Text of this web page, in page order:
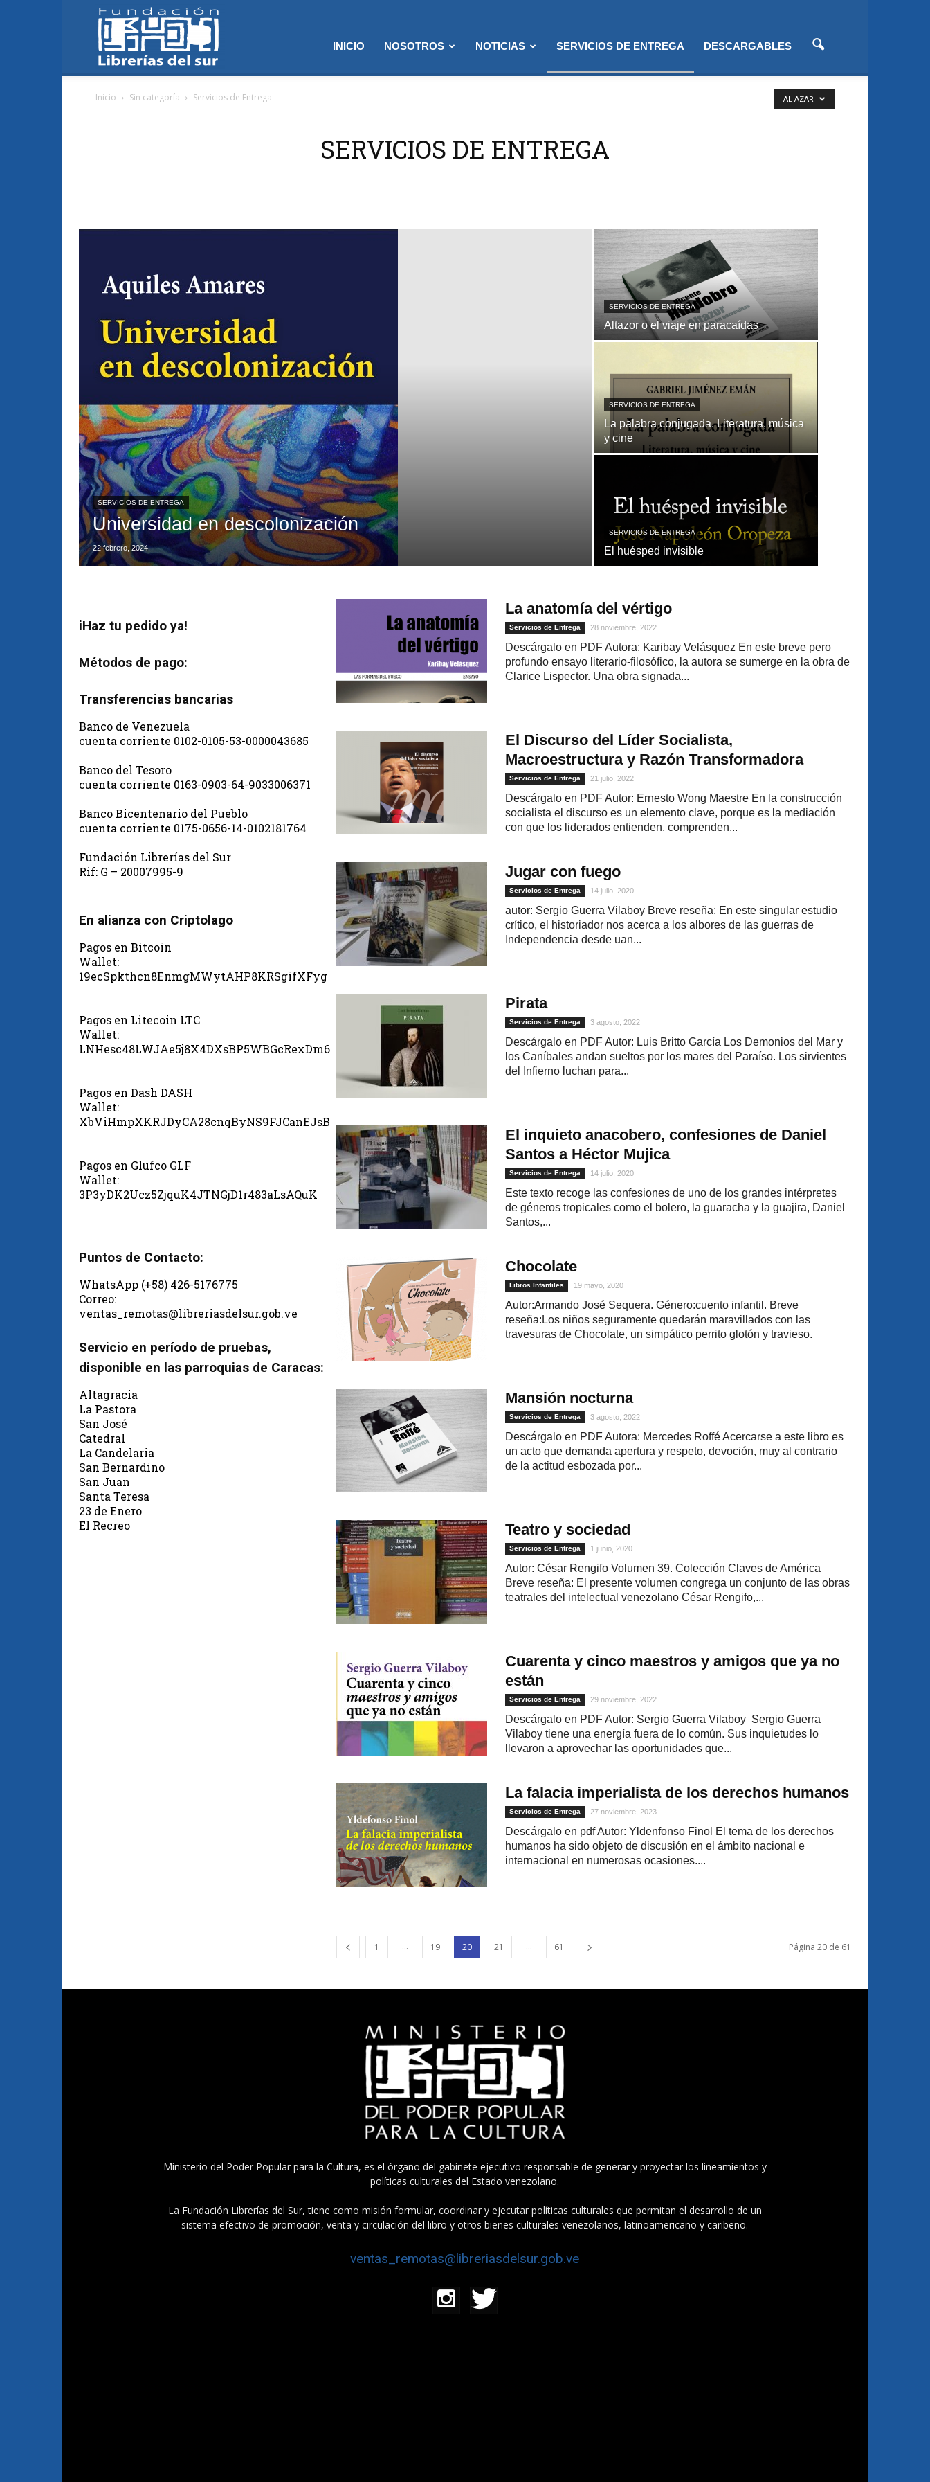
INICIO NOSOTROS NOTICIAS SERVICIOS DE ENTREGA DESCARGABLES
Inicio Sin categoría Servicios de Entrega
SERVICIOS DE ENTREGA
AL AZAR
SERVICIOS DE ENTREGA
Universidad en descolonización
22 febrero, 2024
SERVICIOS DE ENTREGA
Altazor o el viaje en paracaídas
SERVICIOS DE ENTREGA
La palabra conjugada. Literatura, música
y cine
SERVICIOS DE ENTREGA
El huésped invisible
La anatomía del vértigo
Servicios de Entrega 28 noviembre, 2022
Descárgalo en PDF Autora: Karibay Velásquez En este breve pero
profundo ensayo literario-filosófico, la autora se sumerge en la obra de
Clarice Lispector. Una obra signada...
El Discurso del Líder Socialista,
Macroestructura y Razón Transformadora
Servicios de Entrega 21 julio, 2022
Descárgalo en PDF Autor: Ernesto Wong Maestre En la construcción
socialista el discurso es un elemento clave, porque es la mediación
con que los liderados entienden, comprenden...
Jugar con fuego
Servicios de Entrega 14 julio, 2020
autor: Sergio Guerra Vilaboy Breve reseña: En este singular estudio
crítico, el historiador nos acerca a los albores de las guerras de
Independencia desde uan...
Pirata
Servicios de Entrega 3 agosto, 2022
Descárgalo en PDF Autor: Luis Britto García Los Demonios del Mar y
los Caníbales andan sueltos por los mares del Paraíso. Los sirvientes
del Infierno luchan para...
El inquieto anacobero, confesiones de Daniel
Santos a Héctor Mujica
Servicios de Entrega 14 julio, 2020
Este texto recoge las confesiones de uno de los grandes intérpretes
de géneros tropicales como el bolero, la guaracha y la guajira, Daniel
Santos,...
Chocolate
Libros Infantiles 19 mayo, 2020
Autor:Armando José Sequera. Género:cuento infantil. Breve
reseña:Los niños seguramente quedarán maravillados con las
travesuras de Chocolate, un simpático perrito glotón y travieso.
Mansión nocturna
Servicios de Entrega 3 agosto, 2022
Descárgalo en PDF Autora: Mercedes Roffé Acercarse a este libro es
un acto que demanda apertura y respeto, devoción, muy al contrario
de la actitud esbozada por...
Teatro y sociedad
Servicios de Entrega 1 junio, 2020
Autor: César Rengifo Volumen 39. Colección Claves de América
Breve reseña: El presente volumen congrega un conjunto de las obras
teatrales del intelectual venezolano César Rengifo,...
Cuarenta y cinco maestros y amigos que ya no
están
Servicios de Entrega 29 noviembre, 2022
Descárgalo en PDF Autor: Sergio Guerra Vilaboy Sergio Guerra
Vilaboy tiene una energía fuera de lo común. Sus inquietudes lo
llevaron a aprovechar las oportunidades que...
La falacia imperialista de los derechos humanos
Servicios de Entrega 27 noviembre, 2023
Descárgalo en pdf Autor: Yldenfonso Finol El tema de los derechos
humanos ha sido objeto de discusión en el ámbito nacional e
internacional en numerosas ocasiones....
1 ... 19 20 21 ... 61 Página 20 de 61
iHaz tu pedido ya!
Métodos de pago:
Transferencias bancarias
Banco de Venezuela
cuenta corriente 0102-0105-53-0000043685
Banco del Tesoro
cuenta corriente 0163-0903-64-9033006371
Banco Bicentenario del Pueblo
cuenta corriente 0175-0656-14-0102181764
Fundación Librerías del Sur
Rif: G – 20007995-9
En alianza con Criptolago
Pagos en Bitcoin
Wallet:
19ecSpkthcn8EnmgMWytAHP8KRSgifXFyg
Pagos en Litecoin LTC
Wallet:
LNHesc48LWJAe5j8X4DXsBP5WBGcRexDm6
Pagos en Dash DASH
Wallet:
XbViHmpXKRJDyCA28cnqByNS9FJCanEJsB
Pagos en Glufco GLF
Wallet:
3P3yDK2Ucz5ZjquK4JTNGjD1r483aLsAQuK
Puntos de Contacto:
WhatsApp (+58) 426-5176775
Correo:
ventas_remotas@libreriasdelsur.gob.ve
Servicio en período de pruebas,
disponible en las parroquias de Caracas:
Altagracia
La Pastora
San José
Catedral
La Candelaria
San Bernardino
San Juan
Santa Teresa
23 de Enero
El Recreo
Ministerio del Poder Popular para la Cultura, es el órgano del gabinete ejecutivo responsable de generar y proyectar los lineamientos y
políticas culturales del Estado venezolano.
La Fundación Librerías del Sur, tiene como misión formular, coordinar y ejecutar políticas culturales que permitan el desarrollo de un
sistema efectivo de promoción, venta y circulación del libro y otros bienes culturales venezolanos, latinoamericano y caribeño.
ventas_remotas@libreriasdelsur.gob.ve